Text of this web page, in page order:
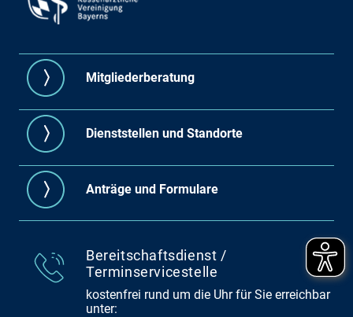
Mitgliederberatung
Dienststellen und Standorte
Anträge und Formulare
Bereitschaftsdienst /
Terminservicestelle
kostenfrei rund um die Uhr für Sie erreichbar
unter: